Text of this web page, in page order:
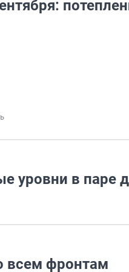
уровни в паре
всем фронтам